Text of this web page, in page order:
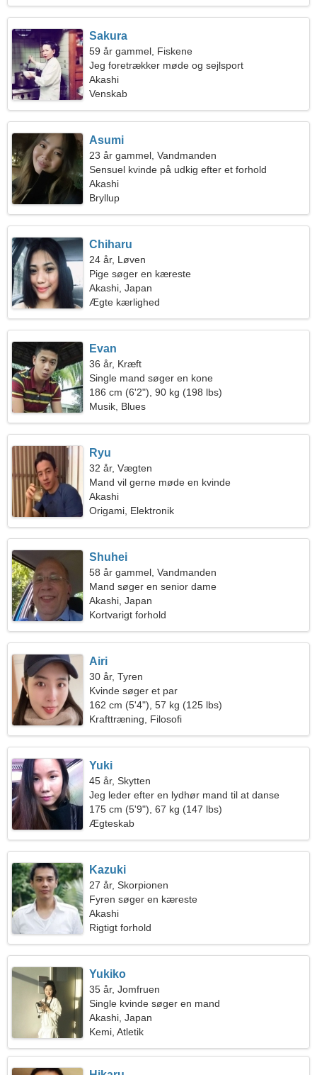
Sakura
59 år gammel, Fiskene
Jeg foretrækker møde og sejlsport
Akashi
Venskab
Asumi
23 år gammel, Vandmanden
Sensuel kvinde på udkig efter et forhold
Akashi
Bryllup
Chiharu
24 år, Løven
Pige søger en kæreste
Akashi, Japan
Ægte kærlighed
Evan
36 år, Kræft
Single mand søger en kone
186 cm (6'2"), 90 kg (198 lbs)
Musik, Blues
Ryu
32 år, Vægten
Mand vil gerne møde en kvinde
Akashi
Origami, Elektronik
Shuhei
58 år gammel, Vandmanden
Mand søger en senior dame
Akashi, Japan
Kortvarigt forhold
Airi
30 år, Tyren
Kvinde søger et par
162 cm (5'4"), 57 kg (125 lbs)
Krafttræning, Filosofi
Yuki
45 år, Skytten
Jeg leder efter en lydhør mand til at danse
175 cm (5'9"), 67 kg (147 lbs)
Ægteskab
Kazuki
27 år, Skorpionen
Fyren søger en kæreste
Akashi
Rigtigt forhold
Yukiko
35 år, Jomfruen
Single kvinde søger en mand
Akashi, Japan
Kemi, Atletik